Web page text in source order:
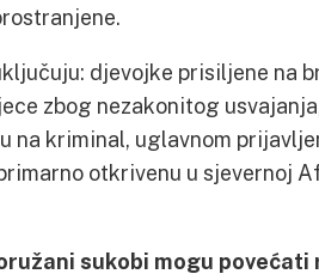
djevojke prisiljene na
zbog nezakonitog
na kriminal, uglavnom
otkrivenu u sjevernoj
sukobi mogu povećati